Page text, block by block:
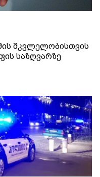
მკვლელობისთვის
საზღვარზე